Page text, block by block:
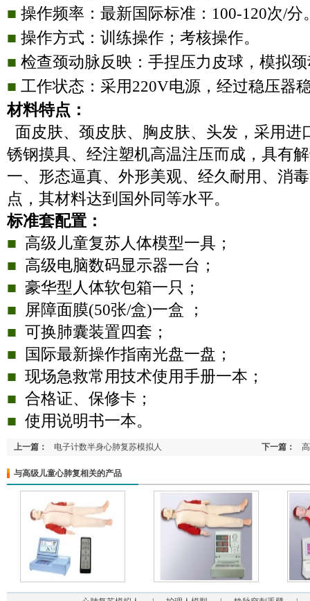
■ 操作频率：最新国际标准： 100-120次/分
■ 操作方式：训练操作；考核操作。
■ 检查颈动脉反映：手捏压力皮球，模拟
■ 工作状态：采用220V电源，经过稳压器
材料特点：
面皮肤、颈皮肤、胸皮肤、头发，采用
锈钢摸具、经注塑机高温注压而成，具有
一、形态逼真、外形美观、经久耐用、消
点，其材料达到国外同等水平。
标准套配置：
■ 高级儿童复苏人体模型一具；
■ 高级电脑数码显示器一台；
■ 豪华型人体软包箱一只；
■
屏障面膜(50张/盒)一盒 ；
■ 可换肺囊装置四套；
■ 国际最新操作指南光盘一盘；
■ 现场急救常用技术使用手册一本；
■ 合格证、保修卡；
■ 使用说明书一本。
上一篇： 电子计数半身心肺复苏模拟人 下一篇：
与高级儿童心肺复相关的产品